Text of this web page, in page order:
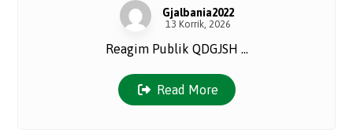
Gjalbania2022
13 Korrik, 2026
Reagim Publik QDGJSH ...
Read More